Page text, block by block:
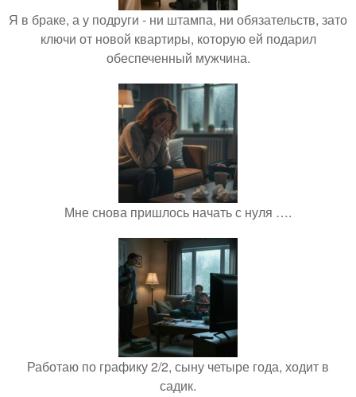
Я в браке, а у подруги - ни штампа, ни обязательств, зато
ключи от новой квартиры, которую ей подарил
обеспеченный мужчина.
Мне снова пришлось начать с нуля ….
Работаю по графику 2/2, сыну четыре года, ходит в
садик.